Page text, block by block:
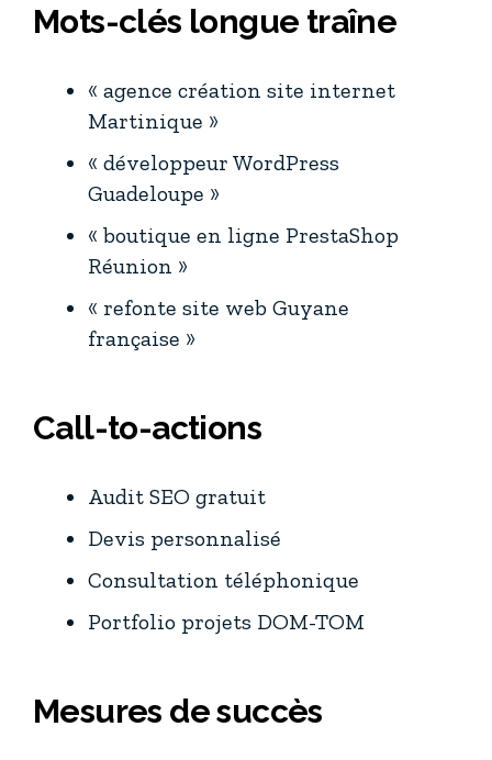
Mots-clés longue traîne
« agence création site internet
Martinique »
« développeur WordPress
Guadeloupe »
« boutique en ligne PrestaShop
Réunion »
« refonte site web Guyane
française »
Call-to-actions
Audit SEO gratuit
Devis personnalisé
Consultation téléphonique
Portfolio projets DOM-TOM
Mesures de succès